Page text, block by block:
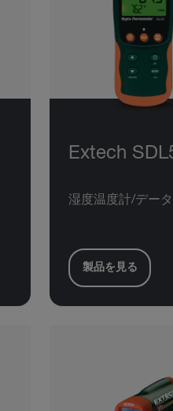
Extech
湿度温度計/デー
製品を見る